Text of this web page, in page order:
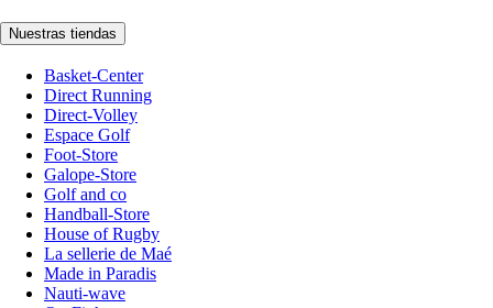
Nuestras tiendas
Basket-Center
Direct Running
Direct-Volley
Espace Golf
Foot-Store
Galope-Store
Golf and co
Handball-Store
House of Rugby
La sellerie de Maé
Made in Paradis
Nauti-wave